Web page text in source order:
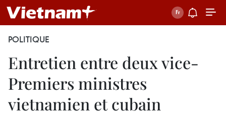
POLITIQUE
Entretien entre deux vice-
Premiers ministres
vietnamien et cubain